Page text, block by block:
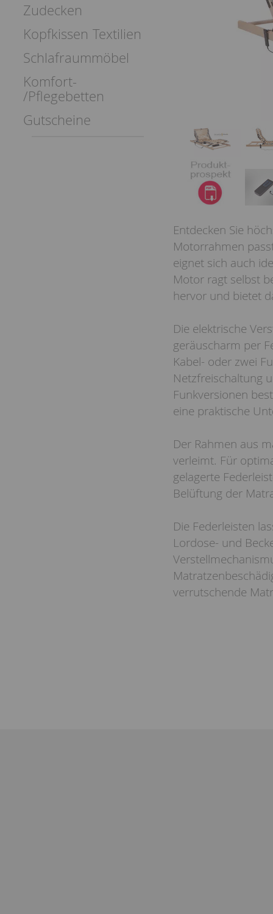
Zudecken
Kopfkissen Textilien
Schlafraummöbel
Komfort-
/Pflegebetten
Gutscheine
Entdecken Sie
Motorrahmen
eignet sich auch
Motor ragt selbst
hervor und bietet
Die elektrische
geräuscharm per
Kabel- oder zwei
Netzfreischaltung
Funkversionen
eine praktische
Der Rahmen aus
verleimt. Für
gelagerte
Belüftung der
Die Federleisten
Lordose- und
verrutschende